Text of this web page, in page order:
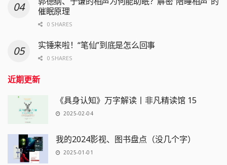
催眠原理
0 SHARES
实锤来啦！“笔仙”到底是怎么回事
0 SHARES
近期更新
《具身认知》万字解读丨非凡精读馆 15
2025-02-04
我的2024影视、图书盘点（没几个字）
2025-01-01